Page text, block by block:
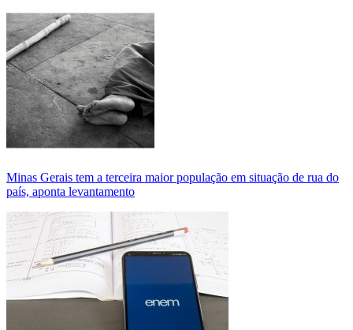
Minas Gerais tem a terceira maior população em situação de rua do
país, aponta levantamento